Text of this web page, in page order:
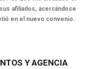
afiliados, acercándose
en el nuevo convenio.
Y AGENCIA